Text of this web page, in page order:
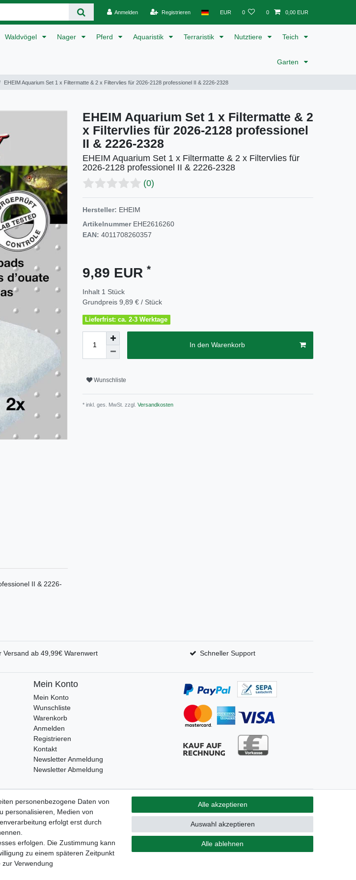
Anmelden Registrieren EUR 0 0 0,00 EUR
Waldvögel Nager Pferd Aquaristik Terraristik Nutztiere Teich
Garten
EHEIM Aquarium Set 1 x Filtermatte & 2 x Filtervlies für 2026-2128 professionel II & 2226-2328
EHEIM Aquarium Set 1 x Filtermatte & 2
x Filtervlies für 2026-2128 professionel
II & 2226-2328
EHEIM Aquarium Set 1 x Filtermatte & 2 x Filtervlies für
2026-2128 professionel II & 2226-2328
(0)
Hersteller: EHEIM
Artikelnummer EHE2616260
EAN: 4011708260357
9,89 EUR *
Inhalt 1 Stück
Grundpreis 9,89 € / Stück
Lieferfrist: ca. 2-3 Werktage
In den Warenkorb
Wunschliste
* inkl. ges. MwSt. zzgl. Versandkosten
II & 2226-
Versand ab 49,99€ Warenwert Schneller Support
Mein Konto
Mein Konto
Wunschliste
Warenkorb
Anmelden
Registrieren
Kontakt
Newsletter Anmeldung
Newsletter Abmeldung
Daten­schutz­erklärung AGB Kontakt
personenbezogene Daten von
personalisieren, Medien von
erfolgt erst durch
erfolgen. Die Zustimmung kann
zu einem späteren Zeitpunkt
Verwendung
Alle akzeptieren
Alle ablehnen
Auswahl akzeptieren